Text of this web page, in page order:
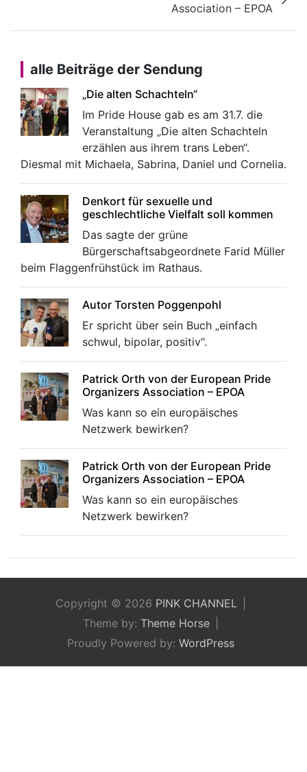
Association – EPOA
alle Beiträge der Sendung
„Die alten Schachteln“
Im Pride House gab es am 31.7. die
Veranstaltung „Die alten Schachteln
erzählen aus ihrem trans Leben“.
Diesmal mit Michaela, Sabrina, Daniel und Cornelia.
Denkort für sexuelle und
geschlechtliche Vielfalt soll kommen
Das sagte der grüne
Bürgerschaftsabgeordnete Farid Müller
beim Flaggenfrühstück im Rathaus.
Autor Torsten Poggenpohl
Er spricht über sein Buch „einfach
schwul, bipolar, positiv“.
Patrick Orth von der European Pride
Organizers Association – EPOA
Was kann so ein europäisches
Netzwerk bewirken?
Patrick Orth von der European Pride
Organizers Association – EPOA
Was kann so ein europäisches
Netzwerk bewirken?
Copyright © 2026 PINK CHANNEL
Theme by: Theme Horse
Proudly Powered by: WordPress